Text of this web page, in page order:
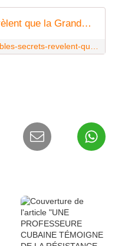
Chili : Des câbles secrets révèlent que la Grande-Bretagne a interféré avec les élections